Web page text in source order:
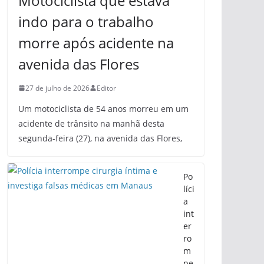
indo para o trabalho
morre após acidente na
avenida das Flores
27 de julho de 2026 Editor
Um motociclista de 54 anos morreu em um
acidente de trânsito na manhã desta
segunda-feira (27), na avenida das Flores,
Po
líci
a
int
er
ro
m